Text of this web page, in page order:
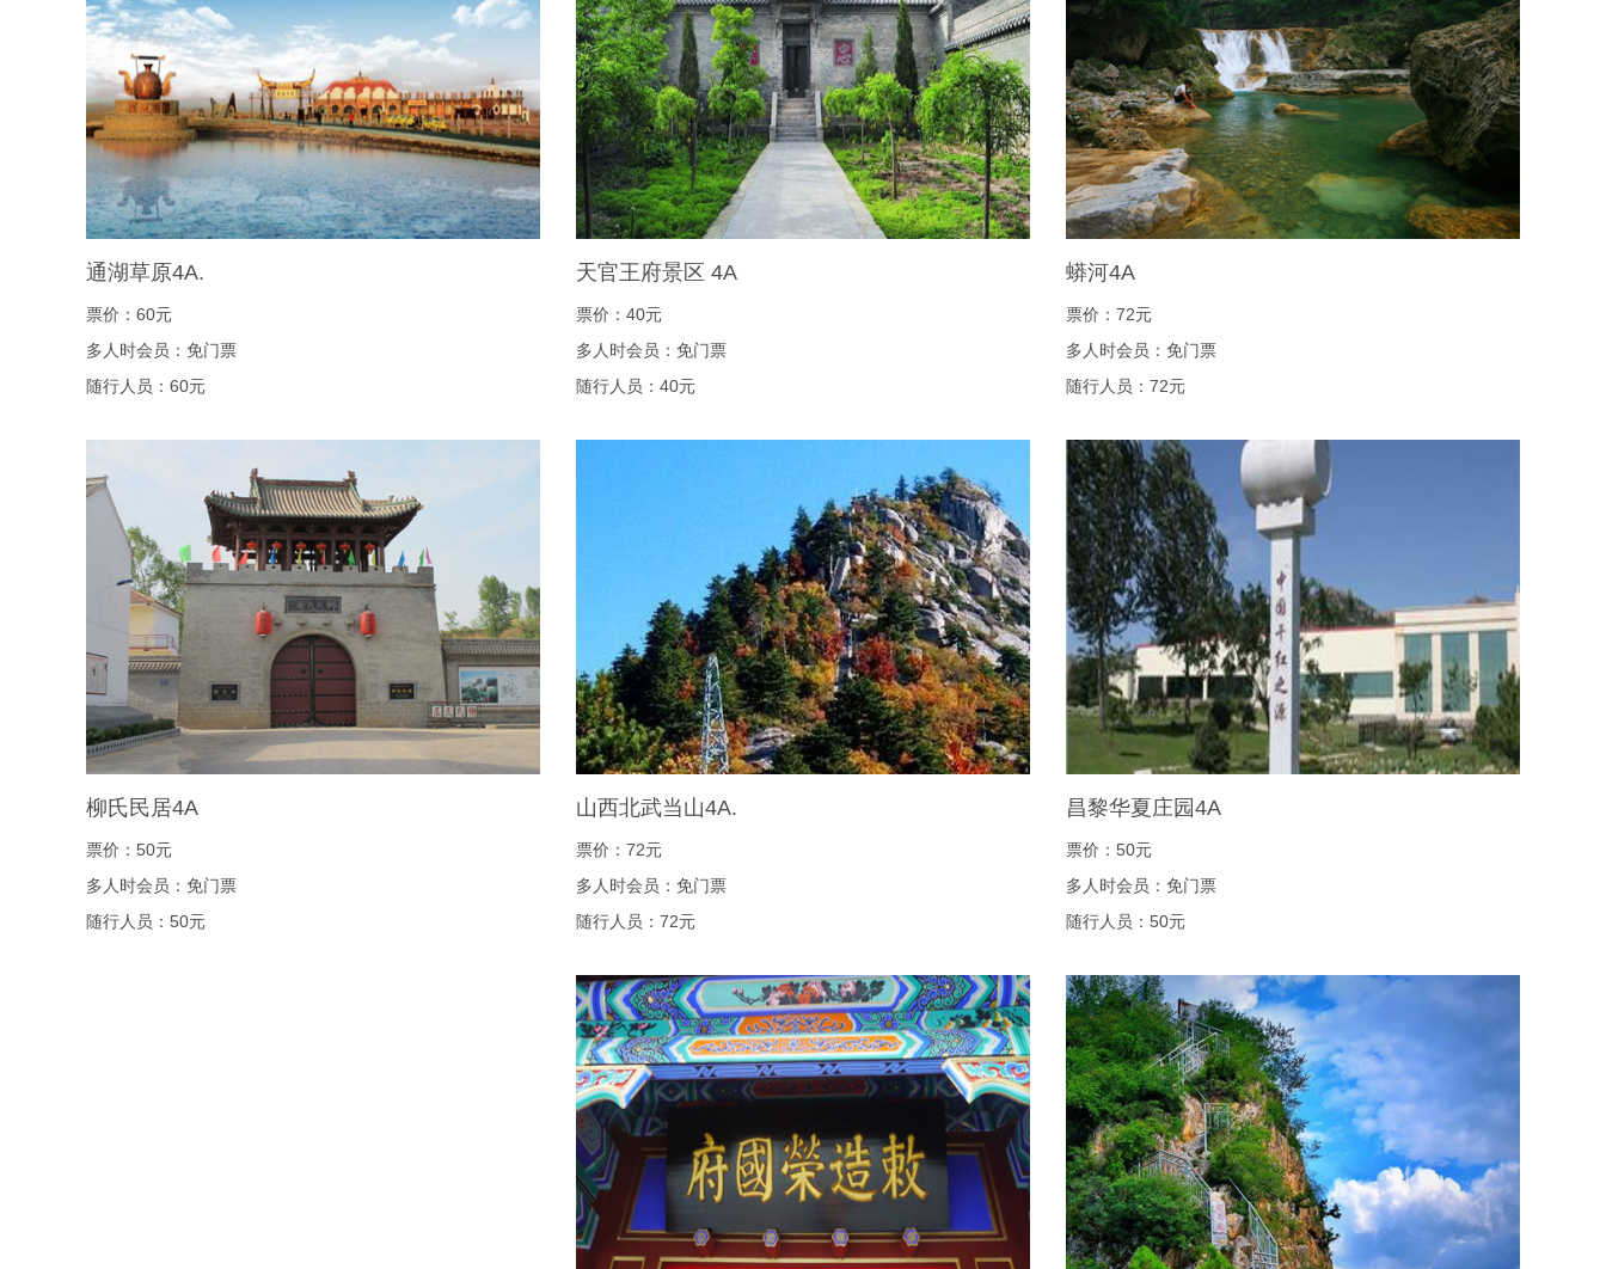
通湖草原4A.
票价：60元
多人时会员：免门票
随行人员：60元
天官王府景区 4A
票价：40元
多人时会员：免门票
随行人员：40元
蟒河4A
票价：72元
多人时会员：免门票
随行人员：72元
柳氏民居4A
票价：50元
多人时会员：免门票
随行人员：50元
山西北武当山4A.
票价：72元
多人时会员：免门票
随行人员：72元
昌黎华夏庄园4A
票价：50元
多人时会员：免门票
随行人员：50元